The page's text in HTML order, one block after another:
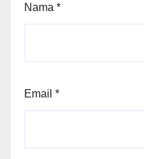
Nama *
Email *